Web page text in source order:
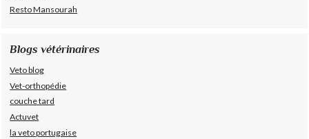
Resto Mansourah
Blogs vétérinaires
Veto blog
Vet-orthopédie
couche tard
Actuvet
la veto portugaise